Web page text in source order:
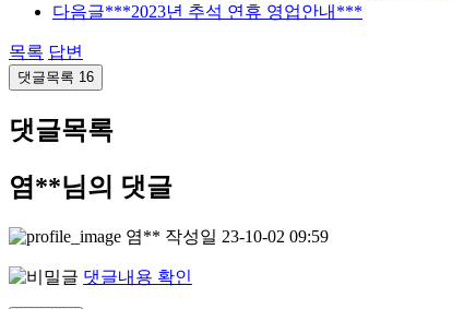
다음글***2023년 추석 연휴 영업안내***
목록 답변
댓글목록 16
댓글목록
염**님의 댓글
염** 작성일 23-10-02 09:59
댓글내용 확인